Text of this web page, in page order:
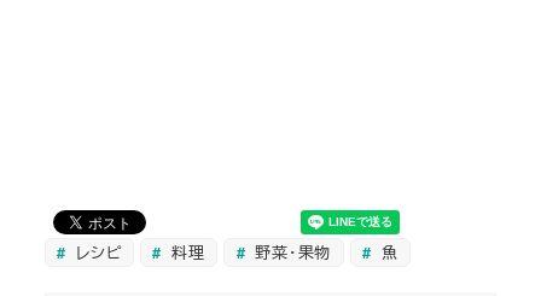
レシピ 料理 野菜・果物 魚